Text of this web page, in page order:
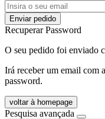
Enviar pedido
Recuperar Password
O seu pedido foi enviado
Irá receber um email com
password.
voltar à homepage
Pesquisa avançada